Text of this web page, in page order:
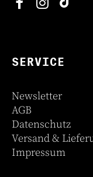
SERVICE
Newsletter
AGB
Datenschutz
Versand &
Impressum